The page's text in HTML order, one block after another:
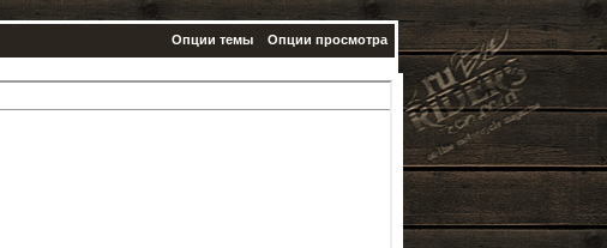
Опции темы Опции просмотра